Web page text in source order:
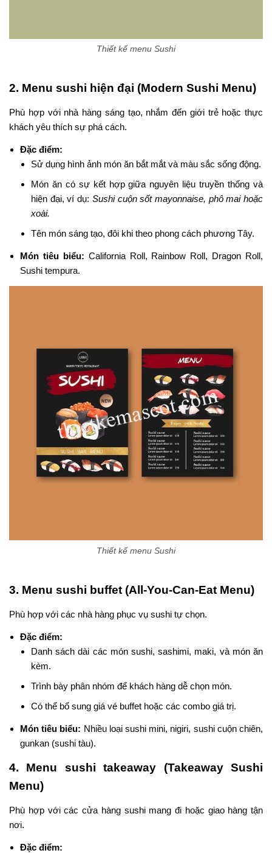
Thiết kế menu Sushi
2. Menu sushi hiện đại (Modern Sushi Menu)
Phù hợp với nhà hàng sáng tạo, nhắm đến giới trẻ hoặc thực
khách yêu thích sự phá cách.
Đặc điểm:
Sử dụng hình ảnh món ăn bắt mắt và màu sắc sống động.
Món ăn có sự kết hợp giữa nguyên liệu truyền thống và
hiện đại, ví dụ: Sushi cuộn sốt mayonnaise, phô mai hoặc
xoài.
Tên món sáng tạo, đôi khi theo phong cách phương Tây.
Món tiêu biểu: California Roll, Rainbow Roll, Dragon Roll,
Sushi tempura.
Thiết kế menu Sushi
3. Menu sushi buffet (All-You-Can-Eat Menu)
Phù hợp với các nhà hàng phục vụ sushi tự chọn.
Đặc điểm:
Danh sách dài các món sushi, sashimi, maki, và món ăn
kèm.
Trình bày phân nhóm để khách hàng dễ chọn món.
Có thể bổ sung giá vé buffet hoặc các combo giá trị.
Món tiêu biểu: Nhiều loại sushi mini, nigiri, sushi cuộn chiên,
gunkan (sushi tàu).
4. Menu sushi takeaway (Takeaway Sushi
Menu)
Phù hợp với các cửa hàng sushi mang đi hoặc giao hàng tận
nơi.
Đặc điểm: